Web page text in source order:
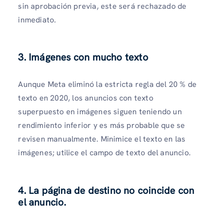
sin aprobación previa, este será rechazado de
inmediato.
3. Imágenes con mucho texto
Aunque Meta eliminó la estricta regla del 20 % de
texto en 2020, los anuncios con texto
superpuesto en imágenes siguen teniendo un
rendimiento inferior y es más probable que se
revisen manualmente. Minimice el texto en las
imágenes; utilice el campo de texto del anuncio.
4. La página de destino no coincide con
el anuncio.